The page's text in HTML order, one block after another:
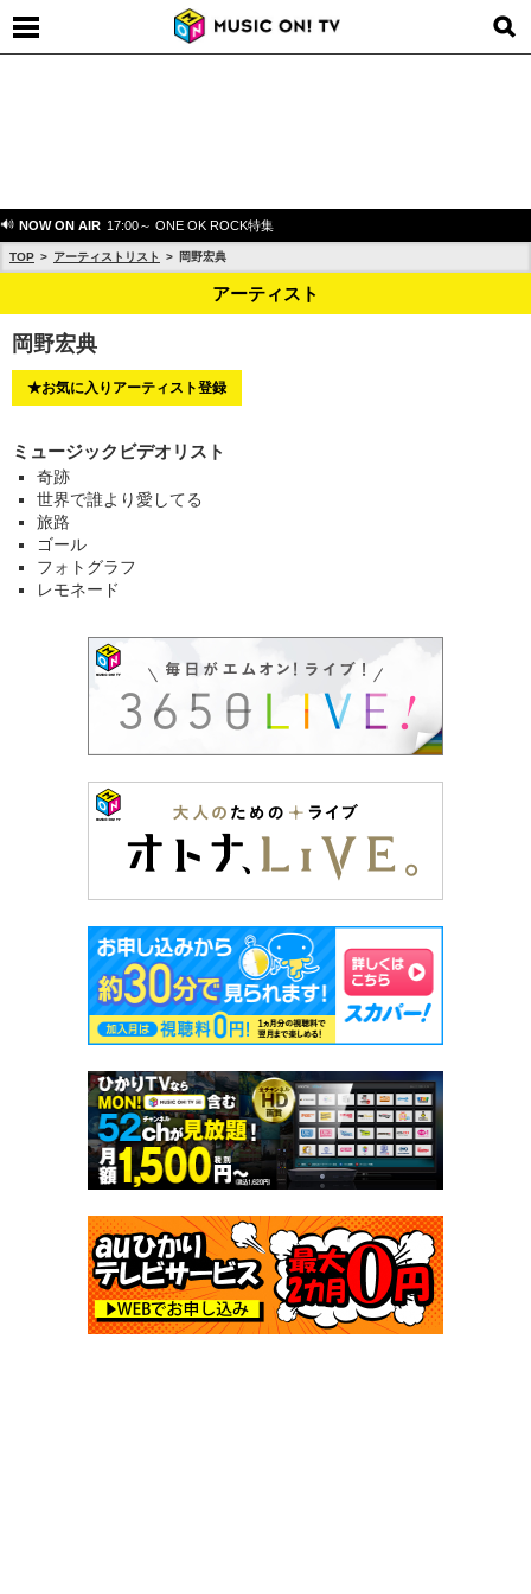
NOW ON AIR 17:00～ ONE OK ROCK特集
TOP アーティストリスト 岡野宏典
アーティスト
岡野宏典
★お気に入りアーティスト登録
ミュージックビデオリスト
奇跡
世界で誰より愛してる
旅路
ゴール
フォトグラフ
レモネード